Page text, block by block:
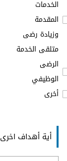
الخدمات
المقدمة
وزيادة رضى
متلقى الخدمة
الرضى
الوظيفي
أخرى
أية أهداف اخرى